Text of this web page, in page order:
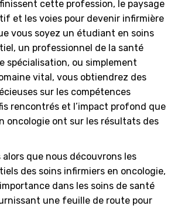
cette profession, le paysage
et les voies pour devenir infirmière
vous soyez un étudiant en soins
un professionnel de la santé
spécialisation, ou simplement
vital, vous obtiendrez des
sur les compétences
rencontrés et l’impact profond que
oncologie ont sur les résultats des
que nous découvrons les
des soins infirmiers en oncologie,
dans les soins de santé
une feuille de route pour